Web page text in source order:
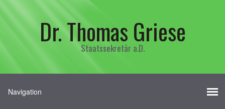
Dr. Thomas Griese
Staatssekretär a.D.